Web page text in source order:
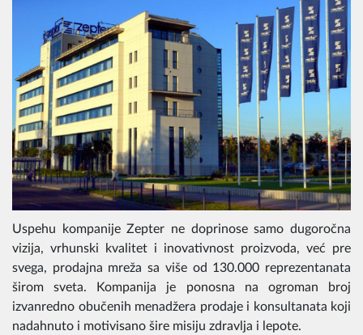
Uspehu kompanije Zepter ne doprinose samo dugoročna
vizija, vrhunski kvalitet i inovativnost proizvoda, već pre
svega, prodajna mreža sa više od 130.000 reprezentanata
širom sveta. Kompanija je ponosna na ogroman broj
izvanredno obučenih menadžera prodaje i konsultanata koji
nadahnuto i motivisano šire misiju zdravlja i lepote.